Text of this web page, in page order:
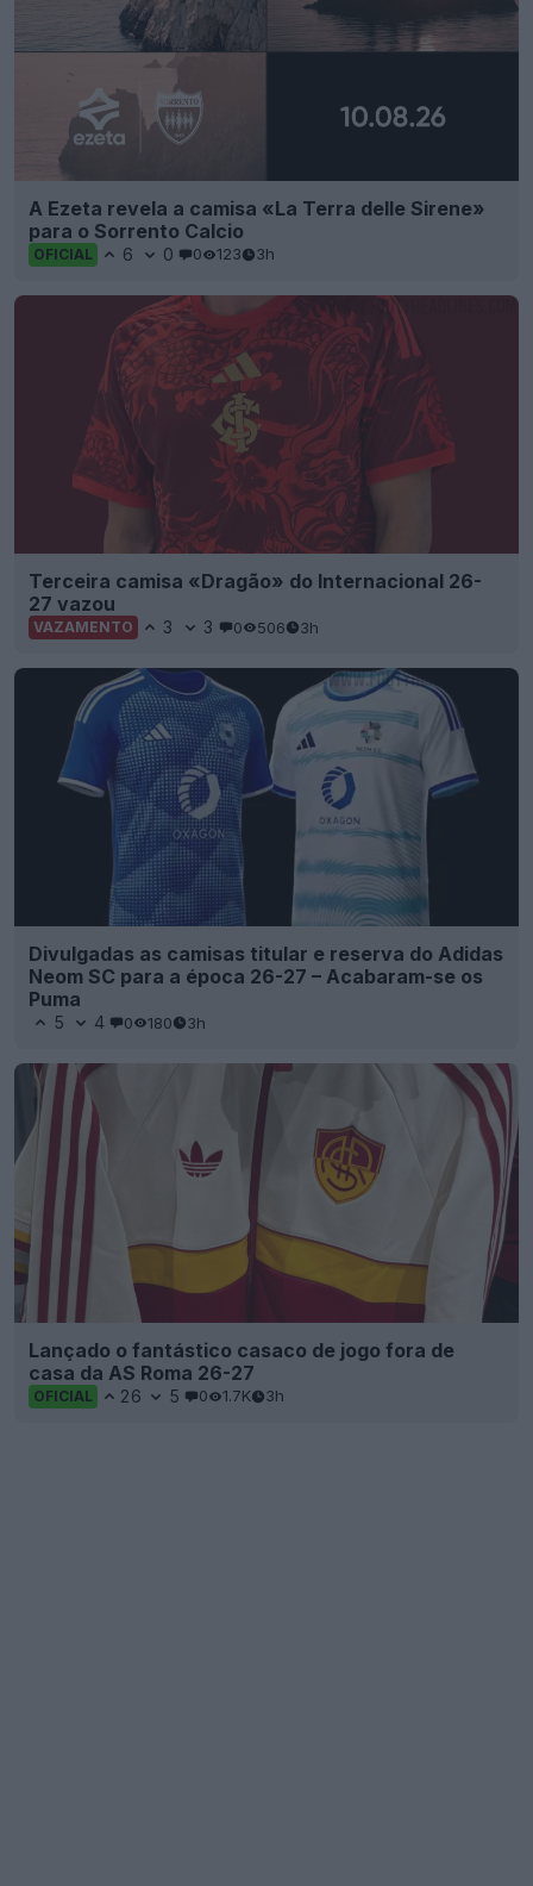
A Ezeta revela a camisa «La Terra delle Sirene»
para o Sorrento Calcio
OFICIAL 6 0 0 123 3h
Terceira camisa «Dragão» do Internacional 26-
27 vazou
VAZAMENTO 3 3 0 506 3h
Divulgadas as camisas titular e reserva do Adidas
Neom SC para a época 26-27 – Acabaram-se os
Puma
5 4 0 180 3h
Lançado o fantástico casaco de jogo fora de
casa da AS Roma 26-27
OFICIAL 26 5 0 1.7K 3h